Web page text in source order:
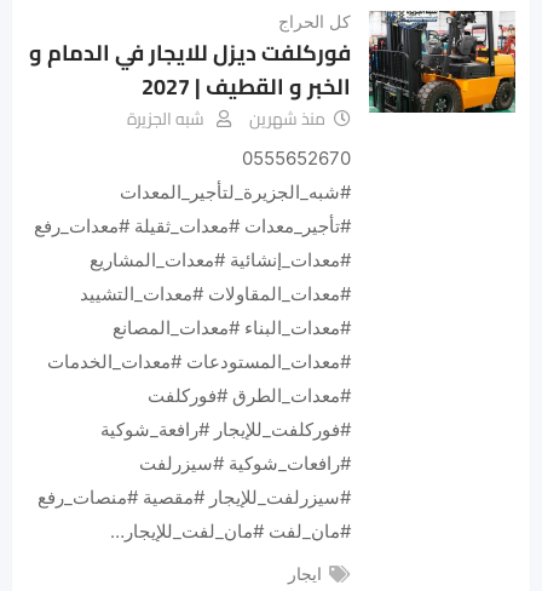
كل الحراج
فوركلفت ديزل للايجار في الدمام و
الخبر و القطيف | 2027
منذ شهرين شبه الجزيرة
#شبه_الجزيرة_لتأجير_المعدات
#تأجير_معدات #معدات_ثقيلة #معدات_رفع
#معدات_إنشائية #معدات_المشاريع
#معدات_المقاولات #معدات_التشييد
#معدات_البناء #معدات_المصانع
#معدات_المستودعات #معدات_الخدمات
#معدات_الطرق #فوركلفت
#فوركلفت_للإيجار #رافعة_شوكية
#رافعات_شوكية #سيزرلفت
#سيزرلفت_للإيجار #مقصية #منصات_رفع
#مان_لفت #مان_لفت_للإيجار…
ايجار